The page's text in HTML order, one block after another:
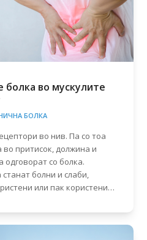
болка во мускулите
БОЛКА
во нив. Па со тоа
притисок, должина и
одговорат со болка.
болни и слаби,
или пак користени…